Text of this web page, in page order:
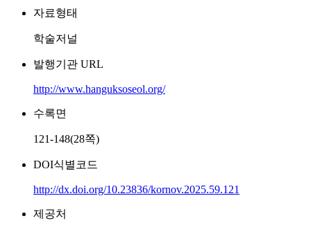
자료형태
학술저널
발행기관 URL
http://www.hanguksoseol.org/
수록면
121-148(28쪽)
DOI식별코드
http://dx.doi.org/10.23836/kornov.2025.59.121
제공처